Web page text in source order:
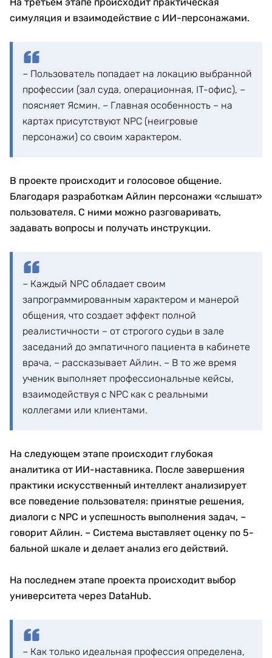
симуляция и взаимодействие с ИИ-персонажами.
– Пользователь попадает на локацию выбранной
профессии (зал суда, операционная, IT-офис), –
поясняет Ясмин. – Главная особенность – на
картах присутствуют NPC (неигровые
персонажи) со своим характером.
В проекте происходит и голосовое общение.
Благодаря разработкам Айлин персонажи «слышат»
пользователя. С ними можно разговаривать,
задавать вопросы и получать инструкции.
– Каждый NPC обладает своим
запрограммированным характером и манерой
общения, что создает эффект полной
реалистичности – от строгого судьи в зале
заседаний до эмпатичного пациента в кабинете
врача, – рассказывает Айлин. – В то же время
ученик выполняет профессиональные кейсы,
взаимодействуя с NPC как с реальными
коллегами или клиентами.
На следующем этапе происходит глубокая
аналитика от ИИ-наставника. После завершения
практики искусственный интеллект анализирует
все поведение пользователя: принятые решения,
диалоги с NPC и успешность выполнения задач, –
говорит Айлин. – Система выставляет оценку по 5-
бальной шкале и делает анализ его действий.
На последнем этапе проекта происходит выбор
университета через DataHub.
– Как только идеальная профессия определена,